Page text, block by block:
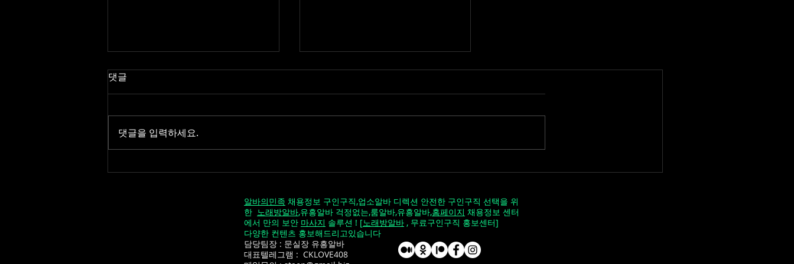
댓글
댓글을 입력하세요.
알바의민족 채용정보 구인구직,업소알바 디렉션 안전한 구인구직 선택을 위
한 노래방알바,유흥알바 걱정없는,룸알바,유흥알바,홈페이지 채용정보 센터
에서 만의 보안 마사지 솔루션 ! [노래방알바 , 무료구인구직 홍보센터]
다양한 컨텐츠 홍보해드리고있습니다
담당팀장 : 문실장 유흥알바
대표텔레그램 : CKLOVE408